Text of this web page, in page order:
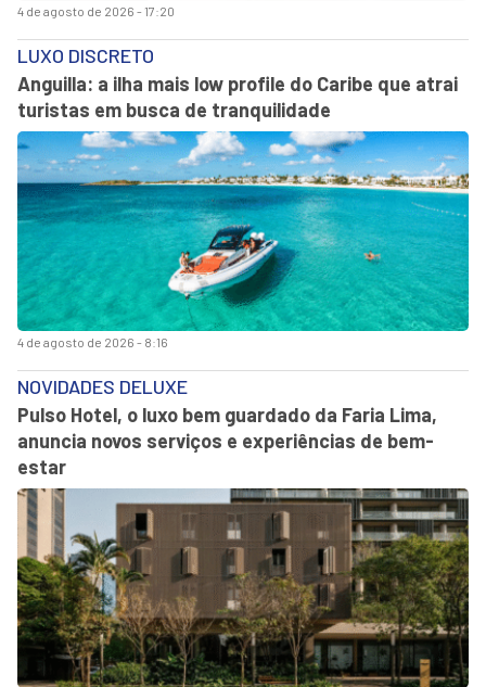
4 de agosto de 2026 - 17:20
4 de agosto de 2026 - 8:16
LUXO DISCRETO
Anguilla: a ilha mais low profile do Caribe que atrai
turistas em busca de tranquilidade
NOVIDADES DELUXE
Pulso Hotel, o luxo bem guardado da Faria Lima,
anuncia novos serviços e experiências de bem-
estar